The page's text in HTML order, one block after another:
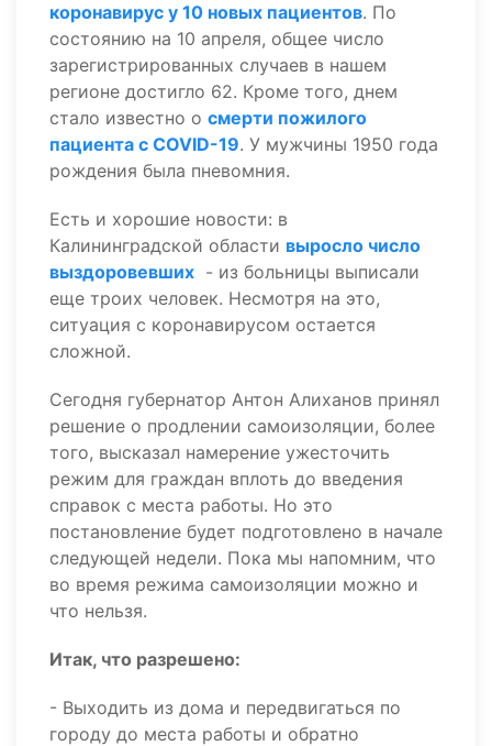
коронавирус у 10 новых пациентов. По
состоянию на 10 апреля, общее число
зарегистрированных случаев в нашем
регионе достигло 62. Кроме того, днем
стало известно о смерти пожилого
пациента с COVID-19. У мужчины 1950 года
рождения была пневомния.
Есть и хорошие новости: в
Калининградской области выросло число
выздоровевших - из больницы выписали
еще троих человек. Несмотря на это,
ситуация с коронавирусом остается
сложной.
Сегодня губернатор Антон Алиханов принял
решение о продлении самоизоляции, более
того, высказал намерение ужесточить
режим для граждан вплоть до введения
справок с места работы. Но это
постановление будет подготовлено в начале
следующей недели. Пока мы напомним, что
во время режима самоизоляции можно и
что нельзя.
Итак, что разрешено:
- Выходить из дома и передвигаться по
городу до места работы и обратно